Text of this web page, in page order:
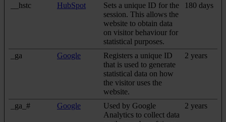
__hstc HubSpot
Sets a unique ID for the
session. This allows the
website to obtain data
on visitor behaviour for
statistical purposes.
180 days
_ga Google
Registers a unique ID
that is used to generate
statistical data on how
the visitor uses the
website.
2 years
_ga_# Google
Used by Google
Analytics to collect data
2 years